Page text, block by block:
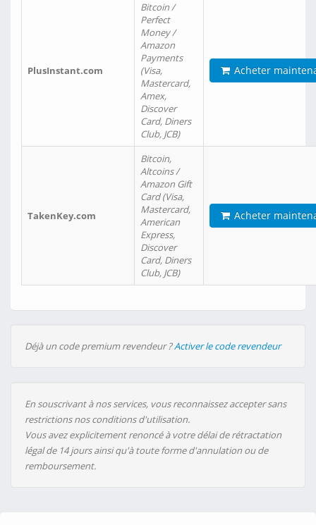
PlusInstant.com
Bitcoin /
Perfect
Money /
Amazon
Payments
(Visa,
Mastercard,
Amex,
Discover
Card, Diners
Club, JCB)
Acheter
TakenKey.com
Bitcoin,
Altcoins /
Amazon Gift
Card (Visa,
Mastercard,
American
Express,
Discover
Card, Diners
Club, JCB)
Acheter
Déjà un code premium revendeur ?Activer le code revendeur
En souscrivant à nos services, vous reconnaissez accepter sans
restrictions nos conditions d'utilisation.
Vous avez explicitement renoncé à votre délai de rétractation
légal de 14 jours ainsi qu'à toute forme d'annulation ou de
remboursement.